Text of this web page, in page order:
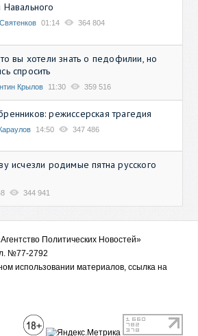
Навального
01:14 364 804
вы хотели знать о педофилии, но
спросить
Крылов 11:30 359 516
режиссерская трагедия
14:50 347 486
исчезли родимые пятна русского
344 941
Политических Новостей»
№77-2792
использовании материалов, ссылка на